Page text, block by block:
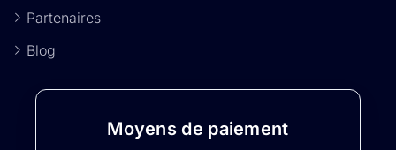
Partenaires
Blog
Moyens de paiement